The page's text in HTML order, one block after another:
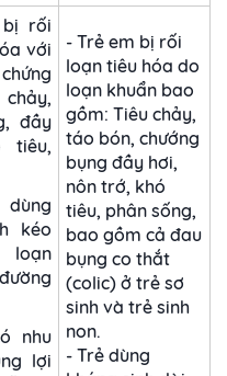
rối
với
đầy
tiêu,
kéo
nhu
lợi
- Trẻ em bị rối
loạn tiêu hóa do
loạn khuẩn bao
gồm: Tiêu chảy,
táo bón, chướng
bụng đầy hơi,
nôn trớ, khó
tiêu, phân sống,
bao gồm cả đau
bụng co thắt
(colic) ở trẻ sơ
sinh và trẻ sinh
non.
- Trẻ dùng